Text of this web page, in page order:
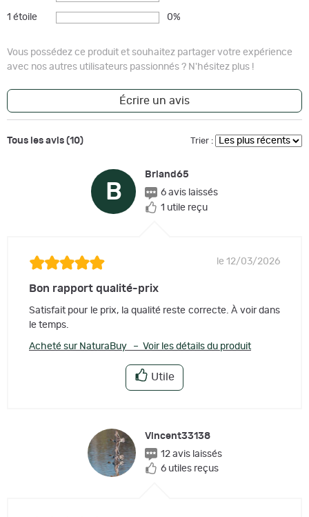
1 étoile 0%
Vous possédez ce produit et souhaitez partager votre expérience
avec nos autres utilisateurs passionnés ? N'hésitez plus !
Écrire un avis
Tous les avis (10) Trier :
B
Briand65
6 avis laissés
1 utile reçu
le 12/03/2026
Bon rapport qualité-prix
Satisfait pour le prix, la qualité reste correcte. À voir dans
le temps.
Acheté sur NaturaBuy – Voir les détails du produit
Utile
Vincent33138
12 avis laissés
6 utiles reçus